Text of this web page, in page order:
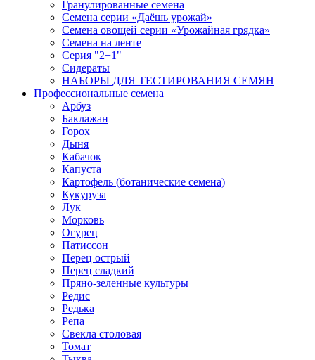
Гранулированные семена
Семена серии «Даёшь урожай»
Семена овощей серии «Урожайная грядка»
Семена на ленте
Серия "2+1"
Сидераты
НАБОРЫ ДЛЯ ТЕСТИРОВАНИЯ СЕМЯН
Профессиональные семена
Арбуз
Баклажан
Горох
Дыня
Кабачок
Капуста
Картофель (ботанические семена)
Кукуруза
Лук
Морковь
Огурец
Патиссон
Перец острый
Перец сладкий
Пряно-зеленные культуры
Редис
Редька
Репа
Свекла столовая
Томат